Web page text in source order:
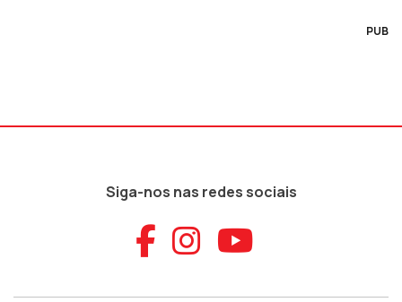
PUB
Siga-nos nas redes sociais
Aceder ao
Aceder ao
Aceder